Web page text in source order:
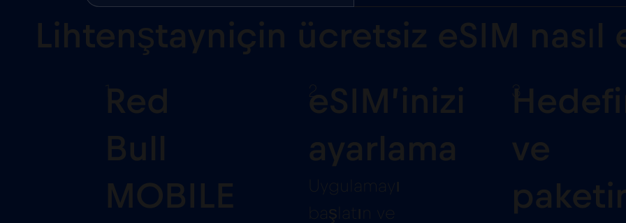
Lihtenştayniçin ücretsiz eSIM nasıl
1Red
Bull
MOBILE
2
eSIM’inizi
ayarlama
Uygulamayı
başlatın ve
3
ve